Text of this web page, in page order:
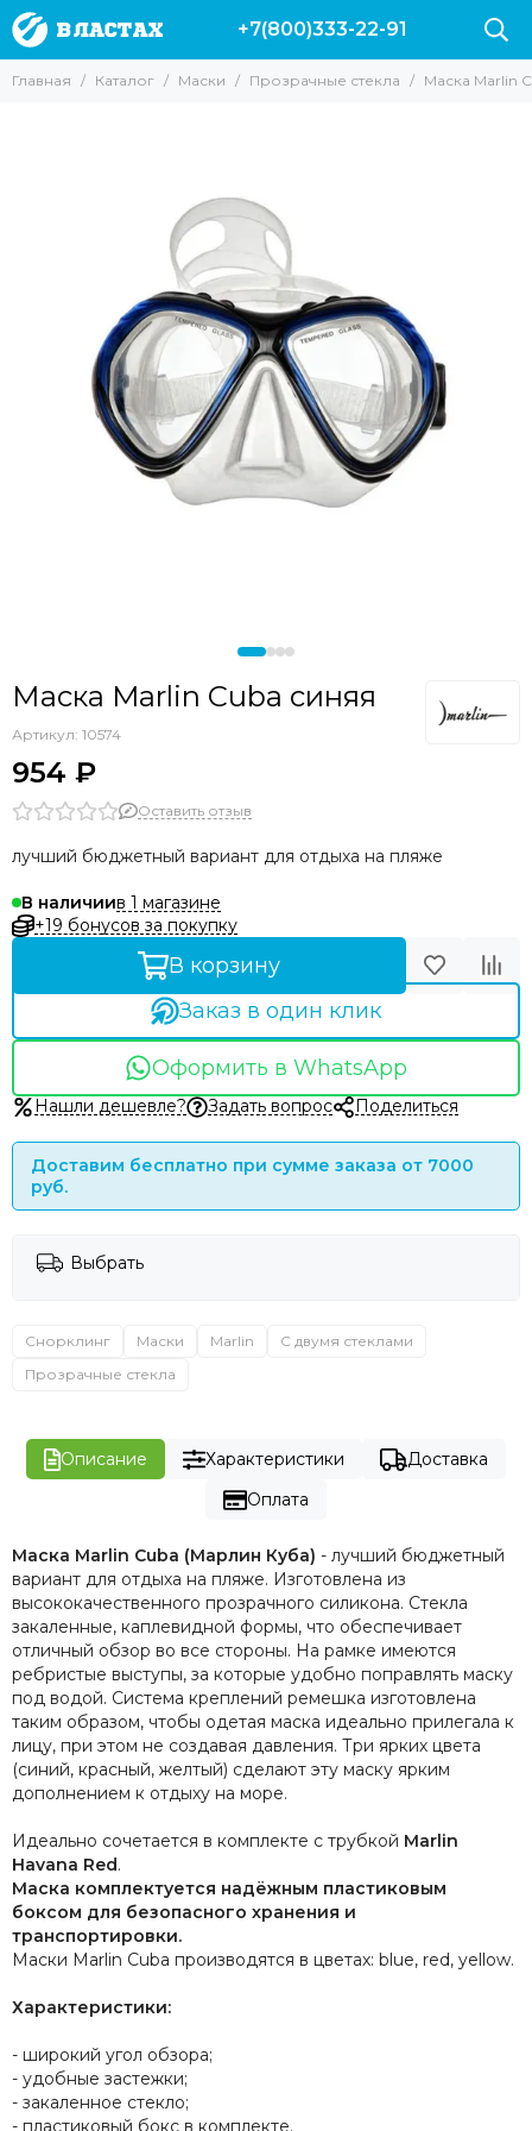
Маски
Прозрачные стекла
Маски без рамки
С креплением для GoPro
С моностеклом
С двумя стеклами
Просветленные стекла
+7(800)333-22-91
Главная Каталог Маски Прозрачные стекла Маска Marlin
Маска Marlin Cuba синяя
Артикул: 10574
954 ₽
Оставить отзыв
лучший бюджетный вариант для отдыха на пляже
В наличиив 1 магазине
+19 бонусов за покупку
В корзину
Заказ в один клик
Оформить в WhatsApp
Нашли дешевле? Задать вопрос Поделиться
Доставим бесплатно при сумме заказа от 7000
руб.
Выбрать
Снорклинг Маски Marlin
С двумя стеклами
Прозрачные стекла
Описание Характеристики
Доставка
Оплата
Маска Marlin Cuba (Марлин Куба) - лучший бюджетный
вариант для отдыха на пляже. Изготовлена из
высококачественного прозрачного силикона. Стекла
закаленные, каплевидной формы, что обеспечивает
отличный обзор во все стороны. На рамке имеются
ребристые выступы, за которые удобно поправлять маску
под водой. Система креплений ремешка изготовлена
таким образом, чтобы одетая маска идеально прилегала к
лицу, при этом не создавая давления. Три ярких цвета
(синий, красный, желтый) сделают эту маску ярким
дополнением к отдыху на море.
Идеально сочетается в комплекте с трубкой Marlin
Havana Red.
Маска комплектуется надёжным пластиковым
боксом для безопасного хранения и
транспортировки.
Маски Marlin Cuba производятся в цветах: blue, red, yellow.
Характеристики:
- широкий угол обзора;
- удобные застежки;
- закаленное стекло;
- пластиковый бокс в комплекте.